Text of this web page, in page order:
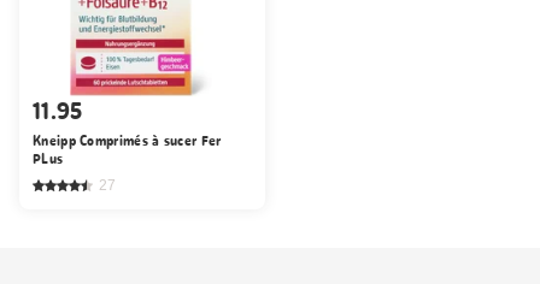
11.95
Kneipp Comprimés à sucer Fer
PLus
27